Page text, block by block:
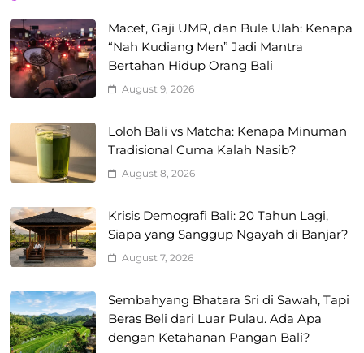
Macet, Gaji UMR, dan Bule Ulah: Kenapa
“Nah Kudiang Men” Jadi Mantra
Bertahan Hidup Orang Bali
August 9, 2026
Loloh Bali vs Matcha: Kenapa Minuman
Tradisional Cuma Kalah Nasib?
August 8, 2026
Krisis Demografi Bali: 20 Tahun Lagi,
Siapa yang Sanggup Ngayah di Banjar?
August 7, 2026
Sembahyang Bhatara Sri di Sawah, Tapi
Beras Beli dari Luar Pulau. Ada Apa
dengan Ketahanan Pangan Bali?